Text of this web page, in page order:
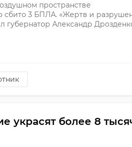
пространстве
сбито 3 БПЛА. «Жертв и
губернатор Александр
украсят более 8